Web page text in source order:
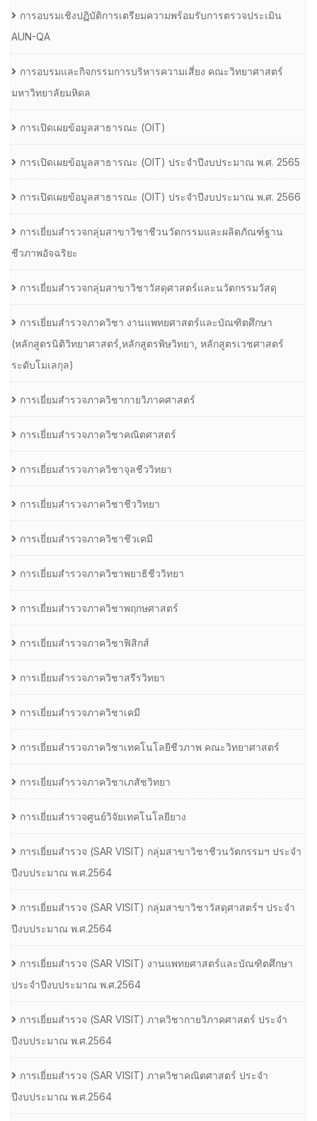
การอบรมเชิงปฏิบัติการเตรียมความพร้อมรับการตรวจประเมิน
AUN-QA
การอบรมและกิจกรรมการบริหารความเสี่ยง คณะวิทยาศาสตร์
มหาวิทยาลัยมหิดล
การเปิดเผยข้อมูลสาธารณะ (OIT)
การเปิดเผยข้อมูลสาธารณะ (OIT) ประจำปีงบประมาณ พ.ศ. 2565
การเปิดเผยข้อมูลสาธารณะ (OIT) ประจำปีงบประมาณ พ.ศ. 2566
การเยี่ยมสำรวจกลุ่มสาขาวิชาชีวนวัตกรรมและผลิตภัณฑ์ฐาน
ชีวภาพอัจฉริยะ
การเยี่ยมสำรวจกลุ่มสาขาวิชาวัสดุศาสตร์และนวัตกรรมวัสดุ
การเยี่ยมสำรวจภาควิชา งานแพทยศาสตร์และบัณฑิตศึกษา
(หลักสูตรนิติวิทยาศาสตร์,หลักสูตรพิษวิทยา, หลักสูตรเวชศาสตร์
ระดับโมเลกุล)
การเยี่ยมสำรวจภาควิชากายวิภาคศาสตร์
การเยี่ยมสำรวจภาควิชาคณิตศาสตร์
การเยี่ยมสำรวจภาควิชาจุลชีววิทยา
การเยี่ยมสำรวจภาควิชาชีววิทยา
การเยี่ยมสำรวจภาควิชาชีวเคมี
การเยี่ยมสำรวจภาควิชาพยาธิชีววิทยา
การเยี่ยมสำรวจภาควิชาพฤกษศาสตร์
การเยี่ยมสำรวจภาควิชาฟิสิกส์
การเยี่ยมสำรวจภาควิชาสรีรวิทยา
การเยี่ยมสำรวจภาควิชาเคมี
การเยี่ยมสำรวจภาควิชาเทคโนโลยีชีวภาพ คณะวิทยาศาสตร์
การเยี่ยมสำรวจภาควิชาเภสัชวิทยา
การเยี่ยมสำรวจศูนย์วิจัยเทคโนโลยียาง
การเยี่ยมสํารวจ (SAR VISIT) กลุ่มสาขาวิชาชีวนวัตกรรมฯ ประจํา
ปีงบประมาณ พ.ศ.2564
การเยี่ยมสํารวจ (SAR VISIT) กลุ่มสาขาวิชาวัสดุศาสตร์ฯ ประจํา
ปีงบประมาณ พ.ศ.2564
การเยี่ยมสํารวจ (SAR VISIT) งานแพทยศาสตร์และบัณฑิตศึกษา
ประจําปีงบประมาณ พ.ศ.2564
การเยี่ยมสํารวจ (SAR VISIT) ภาควิชากายวิภาคศาสตร์ ประจํา
ปีงบประมาณ พ.ศ.2564
การเยี่ยมสํารวจ (SAR VISIT) ภาควิชาคณิตศาสตร์ ประจํา
ปีงบประมาณ พ.ศ.2564